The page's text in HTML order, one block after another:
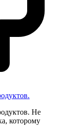
Не
которому